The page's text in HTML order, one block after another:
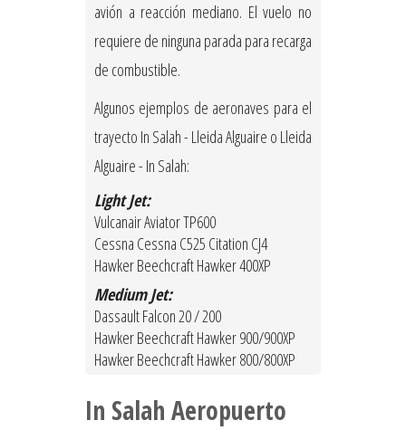
avión a reacción mediano. El vuelo no
requiere de ninguna parada para recarga
de combustible.
Algunos ejemplos de aeronaves para el
trayecto In Salah - Lleida Alguaire o Lleida
Alguaire - In Salah:
Light Jet:
Vulcanair Aviator TP600
Cessna Cessna C525 Citation CJ4
Hawker Beechcraft Hawker 400XP
Medium Jet:
Dassault Falcon 20 / 200
Hawker Beechcraft Hawker 900/900XP
Hawker Beechcraft Hawker 800/800XP
In Salah Aeropuerto